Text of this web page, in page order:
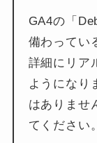
GA4の「
備わってい
詳細にリア
ようになり
はありませ
てください。